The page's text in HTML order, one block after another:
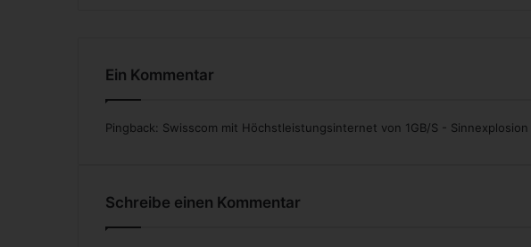
u
F
u
l
Ein Kommentar
Pingback: Swisscom mit Höchstleistungsinternet von 1GB/S - Sinnexplosion
Schreibe einen Kommentar